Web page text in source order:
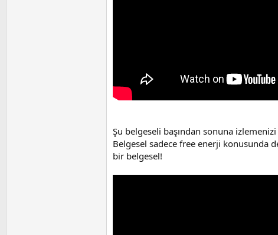
Şu belgeseli başından sonuna
Belgesel sadece free enerji konusunda
bir belgesel!